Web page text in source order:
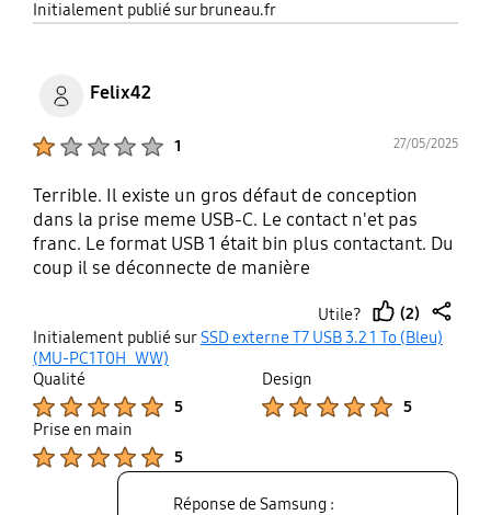
Initialement publié sur bruneau.fr
Felix42
1 27/05/2025
Terrible. Il existe un gros défaut de conception
dans la prise meme USB-C. Le contact n'et pas
franc. Le format USB 1 était bin plus contactant. Du
coup il se déconnecte de manière
son concept et sa vitesse de transfert sur papier,
mais une fois entre nos mains, il devient un objet
impossible à toucher par peur qu'il se déconnecte.
C'est nul de la part des gens qui sont des
ingénieurs incapable de concevoir des formats
fiables. On préférerait tous une version avec un
"Click" indiquant un contact à 100%
indéconnectable.
Utile?
thumb
(2)
share
Initialement publié surSSD externe T7 USB 3.2 1 To (Bleu)
(MU-PC1T0H_WW)
Qualité
5
Design
5
Prise en main
5
Réponse de Samsung :